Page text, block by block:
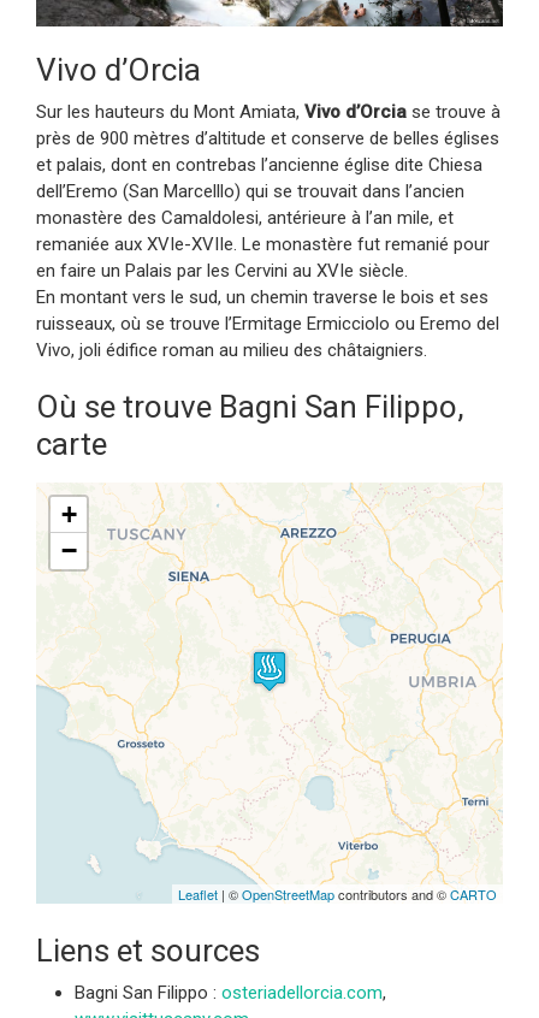
Vivo d’Orcia
Sur les hauteurs du Mont Amiata, Vivo d’Orcia se trouve à
près de 900 mètres d’altitude et conserve de belles églises
et palais, dont en contrebas l’ancienne église dite Chiesa
dell’Eremo (San Marcelllo) qui se trouvait dans l’ancien
monastère des Camaldolesi, antérieure à l’an mile, et
remaniée aux XVIe-XVIIe. Le monastère fut remanié pour
en faire un Palais par les Cervini au XVIe siècle.
En montant vers le sud, un chemin traverse le bois et ses
ruisseaux, où se trouve l’Ermitage Ermicciolo ou Eremo del
Vivo, joli édifice roman au milieu des châtaigniers.
Où se trouve Bagni San Filippo,
carte
Travelers' Map is loading...
If you see this after your page is
loaded completely, leafletJS files
are missing.
+
−
Leaflet | ©OpenStreetMapcontributors and ©CARTO
Liens et sources
Bagni San Filippo : osteriadellorcia.com,